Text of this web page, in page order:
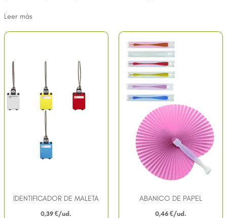
Leer más
IDENTIFICADOR DE MALETA
0,39 €
ABANICO DE PAPEL
0,46 €